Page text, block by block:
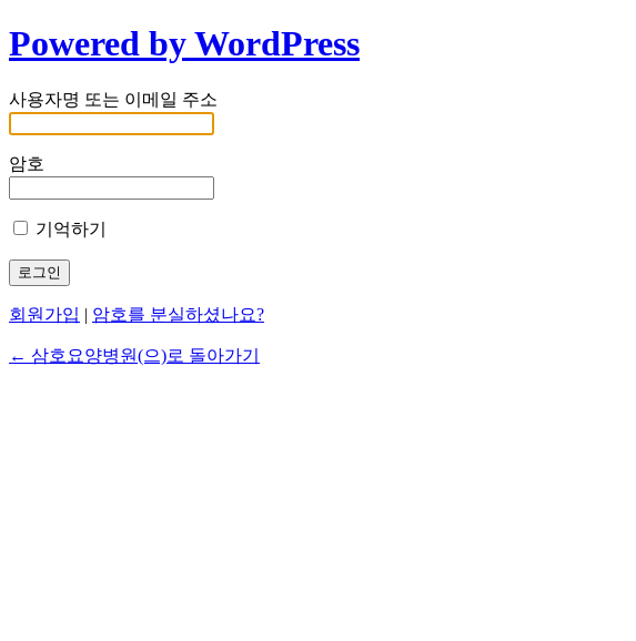
Powered by WordPress
사용자명 또는 이메일 주소
암호
기억하기
회원가입 | 암호를 분실하셨나요?
← 삼호요양병원(으)로 돌아가기